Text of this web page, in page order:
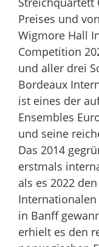
Preises und
Wigmore Hall
Competition
und aller drei
Bordeaux
ist eines der
Ensembles
und seine
Das 2014
erstmals
als es 2022
in Banff
erhielt es den